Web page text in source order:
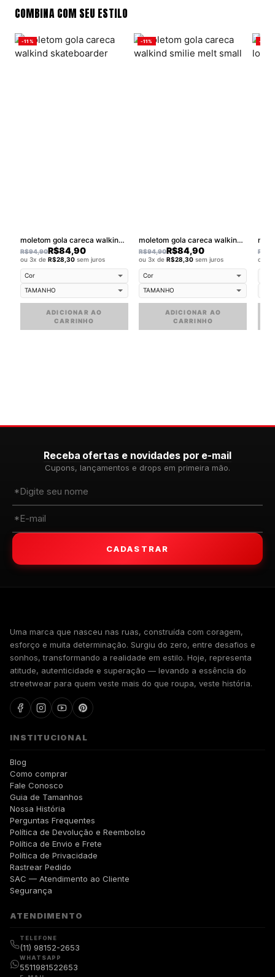
COMBINA COM SEU ESTILO
-11%
moletom gola careca walkind skateboarder
R$94,90R$84,90
ou 3x de R$28,30sem juros
ADICIONAR AO
CARRINHO
-11%
moletom gola careca walkind smilie melt small
R$94,90R$84,90
ou 3x deR$28,30 sem juros
ADICIONAR AO
CARRINHO
-11%
R$
ou
Receba ofertas e novidades por e-mail
Cupons, lançamentos e drops em primeira mão.
CADASTRAR
Uma marca que nasceu nas ruas, construída com coragem,
esforço e muita determinação. Surgiu do zero, entre desafios e
sonhos, transformando a realidade em estilo. Hoje, representa
atitude, autenticidade e superação — levando a essência do
streetwear para quem veste mais do que roupa, veste história.
INSTITUCIONAL
Blog
Como comprar
Fale Conosco
Guia de Tamanhos
Nossa História
Perguntas Frequentes
Política de Devolução e Reembolso
Política de Envio e Frete
Política de Privacidade
Rastrear Pedido
SAC — Atendimento ao Cliente
Segurança
ATENDIMENTO
TELEFONE
(11) 98152-2653
WHATSAPP
5511981522653